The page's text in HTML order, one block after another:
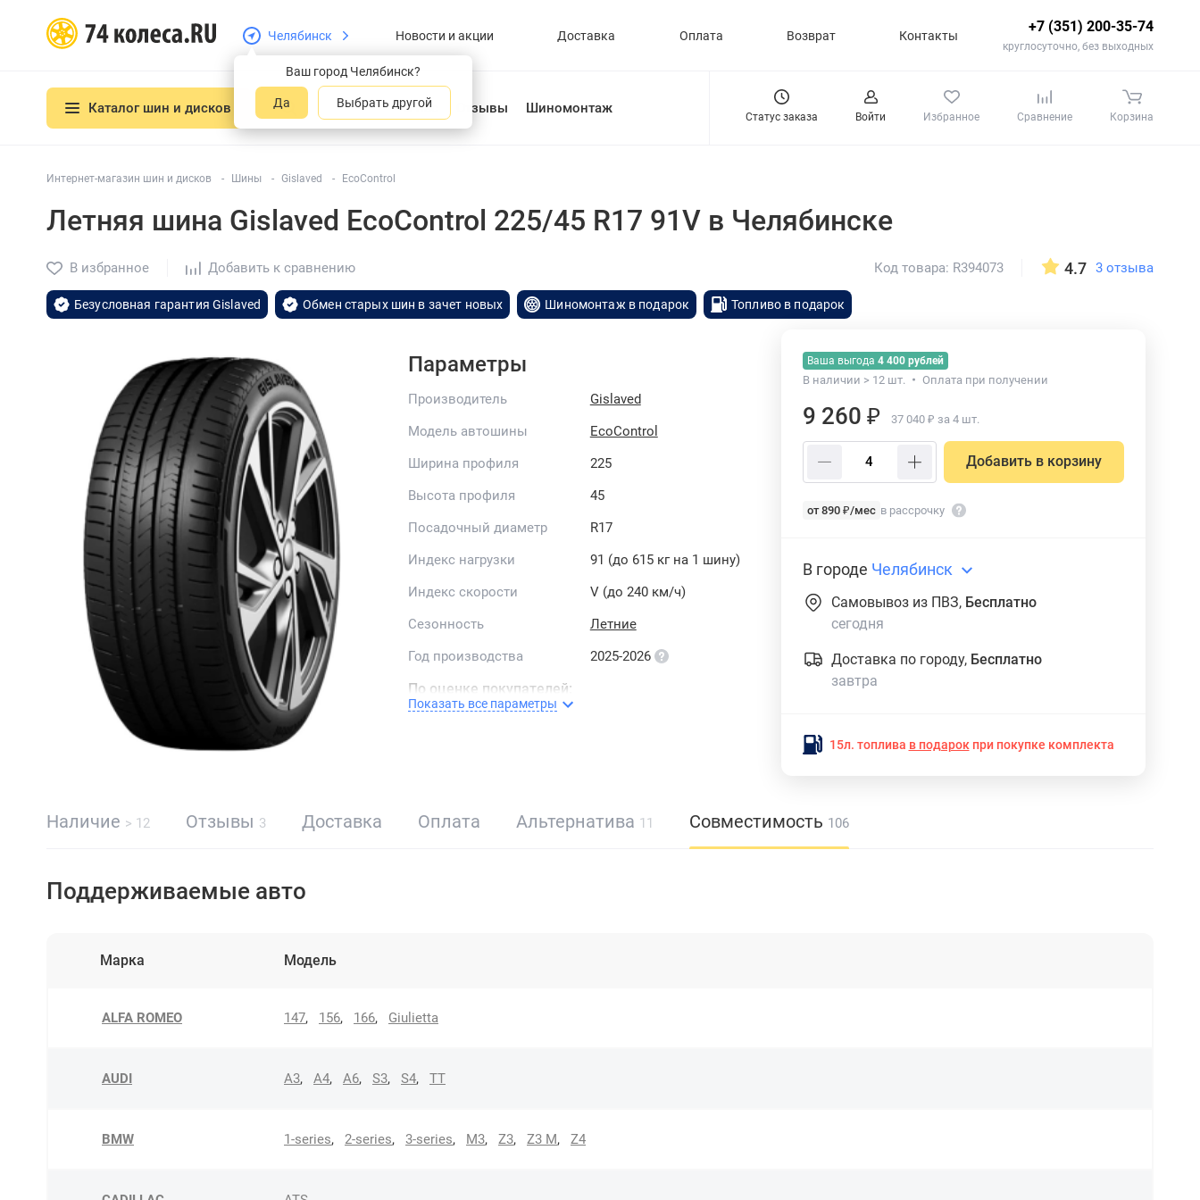
Челябинск
Ваш город Челябинск?
Да Выбрать другой
Новости и акции Доставка Оплата Возврат Контакты
+7 (351) 200-35-74
круглосуточно, без выходных
Каталог шин и дисков О нас Отзывы Шиномонтаж
Статус заказа Войти Избранное Сравнение Корзина
Интернет-магазин шин и дисков Шины Gislaved EcoControl
Летняя шина Gislaved EcoControl 225/45 R17 91V в Челябинске
В избранное Добавить к сравнению Код товара: R394073 4.7 3 отзыва
Безусловная гарантия Gislaved Обмен старых шин в зачет новых Шиномонтаж в подарок Топливо в подарок
Параметры
Производитель
Gislaved
Модель автошины
EcoControl
Ширина профиля
225
Высота профиля
45
Посадочный диаметр
R17
Индекс нагрузки
91 (до 615 кг на 1 шину)
Индекс скорости
V (до 240 км/ч)
Сезонность
Летние
Год производства
2025-2026
По оценке покупателей:
Показать все параметры
Ваша выгода 4 400 рублей
В наличии > 12 шт. Оплата при получении
9 260 ₽ 37 040 ₽ за 4 шт.
Добавить в корзину
от 890 ₽/мес в рассрочку
В городе Челябинск
Самовывоз из ПВЗ, Бесплатно
сегодня
Доставка по городу, Бесплатно
завтра
15л. топлива в подарокпри покупке комплекта
Наличие > 12 Отзывы 3 Доставка Оплата Альтернатива 11 Совместимость 106
Поддерживаемые авто
Марка Модель
ALFA ROMEO 147, 156, 166, Giulietta
AUDI A3, A4, A6, S3, S4, TT
BMW 1-series, 2-series, 3-series, M3, Z3, Z3 M, Z4